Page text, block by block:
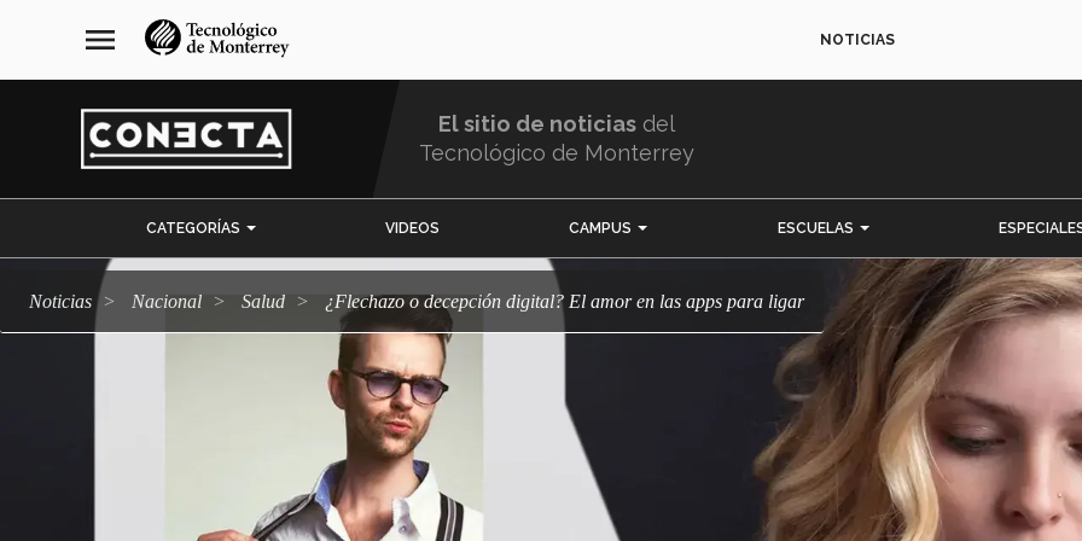
navegación
principal
menu NOTICIAS
El sitio de noticias del
Tecnológico de Monterrey
CATEGORÍAS VIDEOS CAMPUS ESCUELAS
Noticias Nacional salud ¿Flechazo o decepción digital? El amor en las apps para ligar